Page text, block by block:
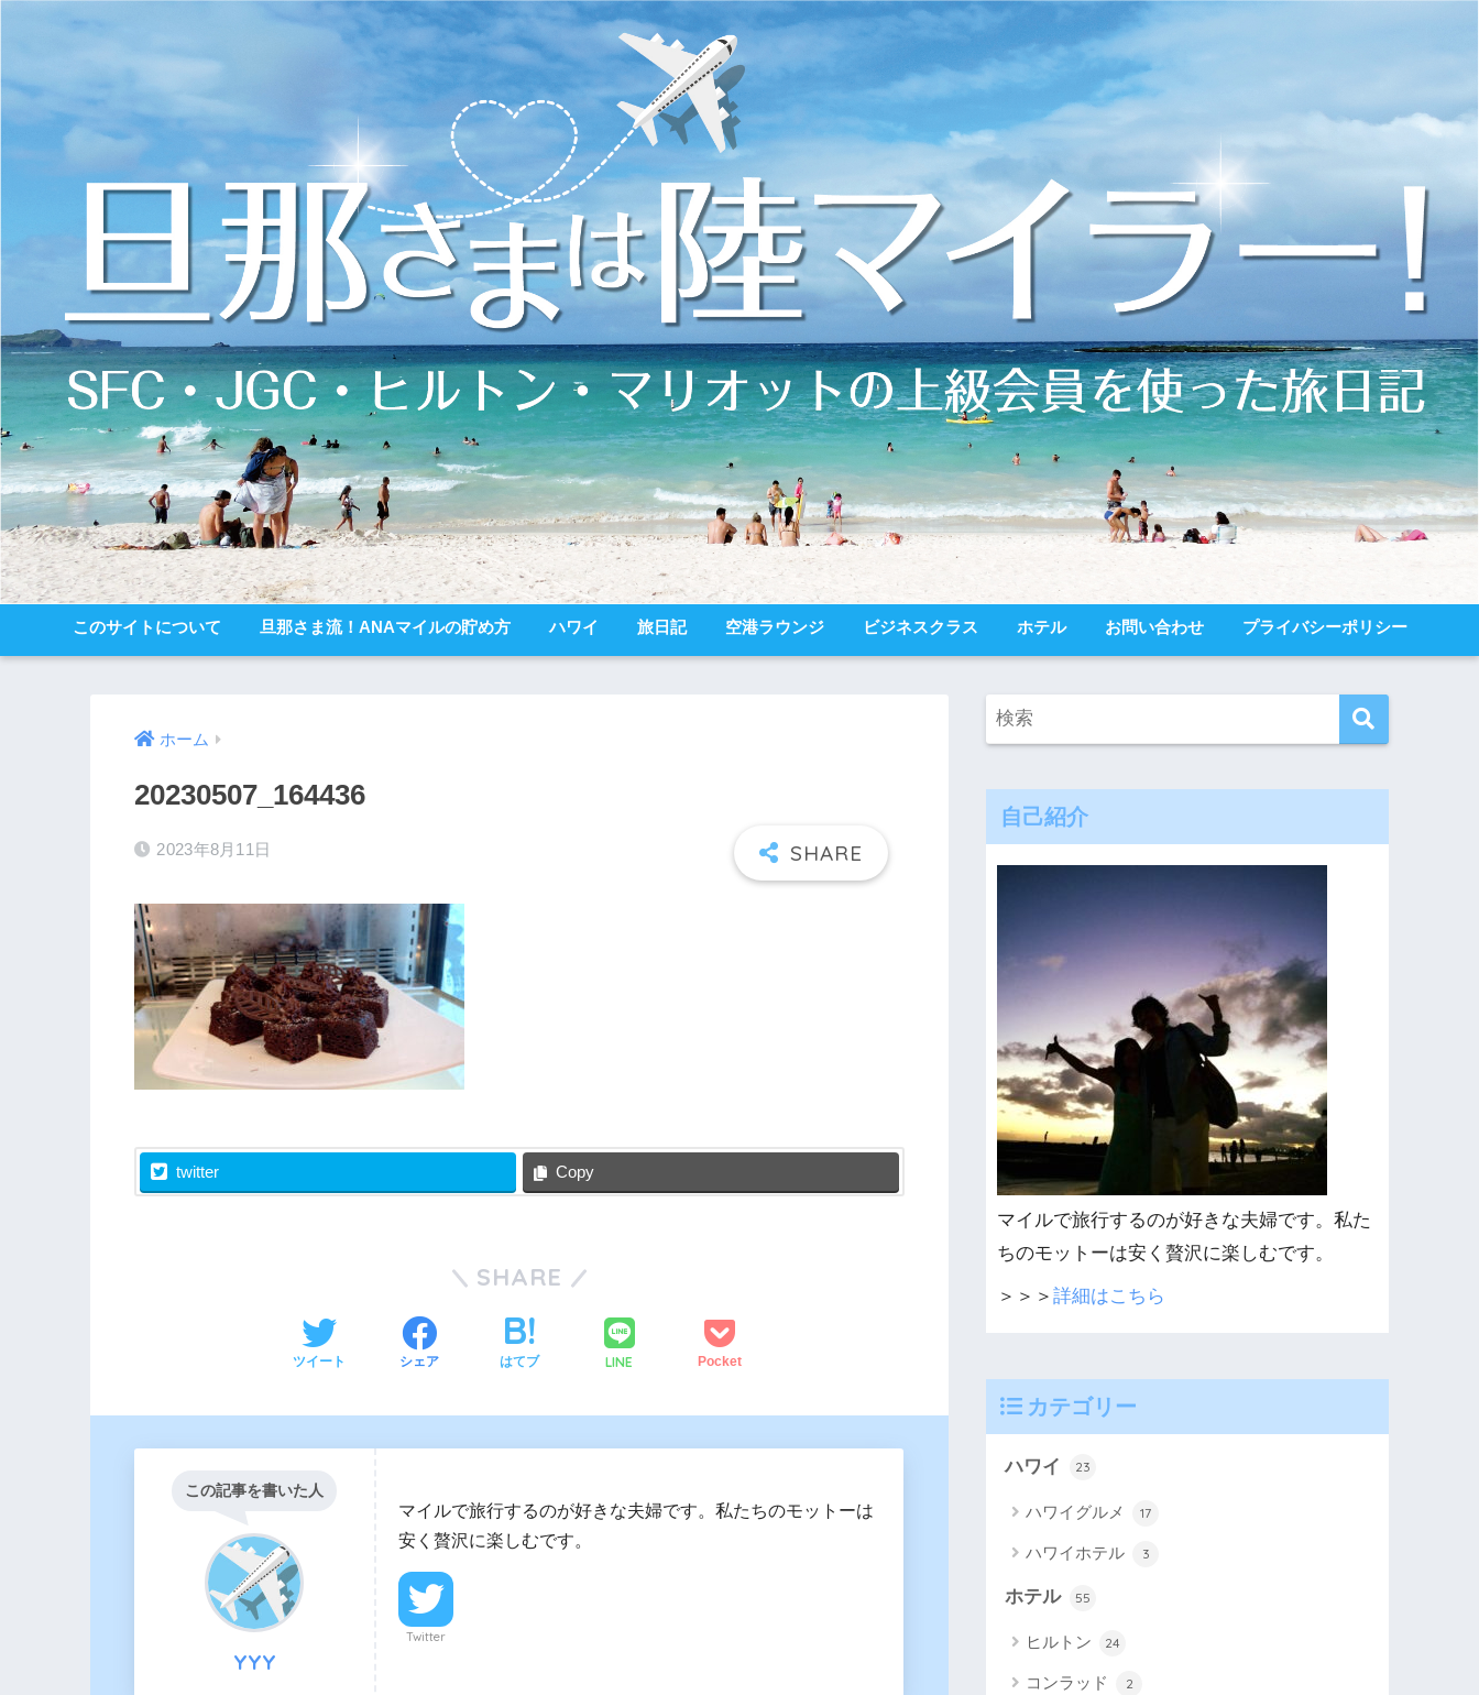
このサイトについて 旦那さま流！ANAマイルの貯め方 ハワイ 旅日記 空港ラウンジ ビジネスクラス ホテル お問い合わせ プライバシーポリシー
ホーム
20230507_164436
2023年8月11日
twitter Copy
SHARE
ツイート シェア はてブ LINE Pocket
この記事を書いた人
YYY
マイルで旅行するのが好きな夫婦です。私たちのモットーは
安く贅沢に楽しむです。
Twitter
自己紹介
マイルで旅行するのが好きな夫婦です。私た
ちのモットーは安く贅沢に楽しむです。
＞＞＞詳細はこちら
カテゴリー
ハワイ 23
ハワイグルメ 17
ハワイホテル 3
ホテル 55
ヒルトン 24
コンラッド 2